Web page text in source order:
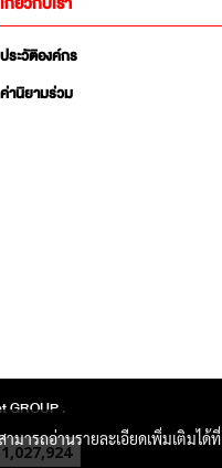
ประวัติองค์กร
ค่านิยามร่วม
GROUP .
598
มารถอ่านรายละเอียดเพิ่มเติมได้ที่